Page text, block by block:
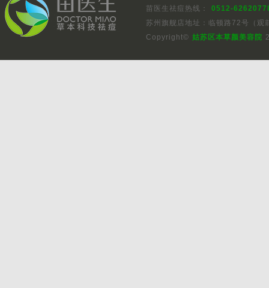
苗医生祛痘热线：
0512-
苏州旗舰店地址：临顿路72号（观
Copyright© 姑苏区本草颜美容院